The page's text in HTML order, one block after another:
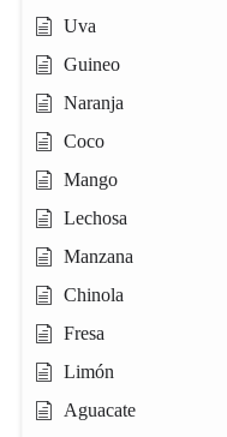
Uva
Guineo
Naranja
Coco
Mango
Lechosa
Manzana
Chinola
Fresa
Limón
Aguacate